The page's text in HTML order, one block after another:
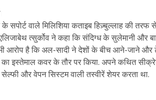
के सपोर्ट वाले मिलिशिया कताइब हिज़्बुल्लाह की
त्सुर्कोव ने कहा कि संदिग्ध के सुलेमानी और
आरोप है कि अल-सादी ने देशों के बीच आने-जाने
का इस्तेमाल कवर के तौर पर किया. अपने कथित
और वेपन सिस्टम वाली तस्वीरें शेयर करता था.